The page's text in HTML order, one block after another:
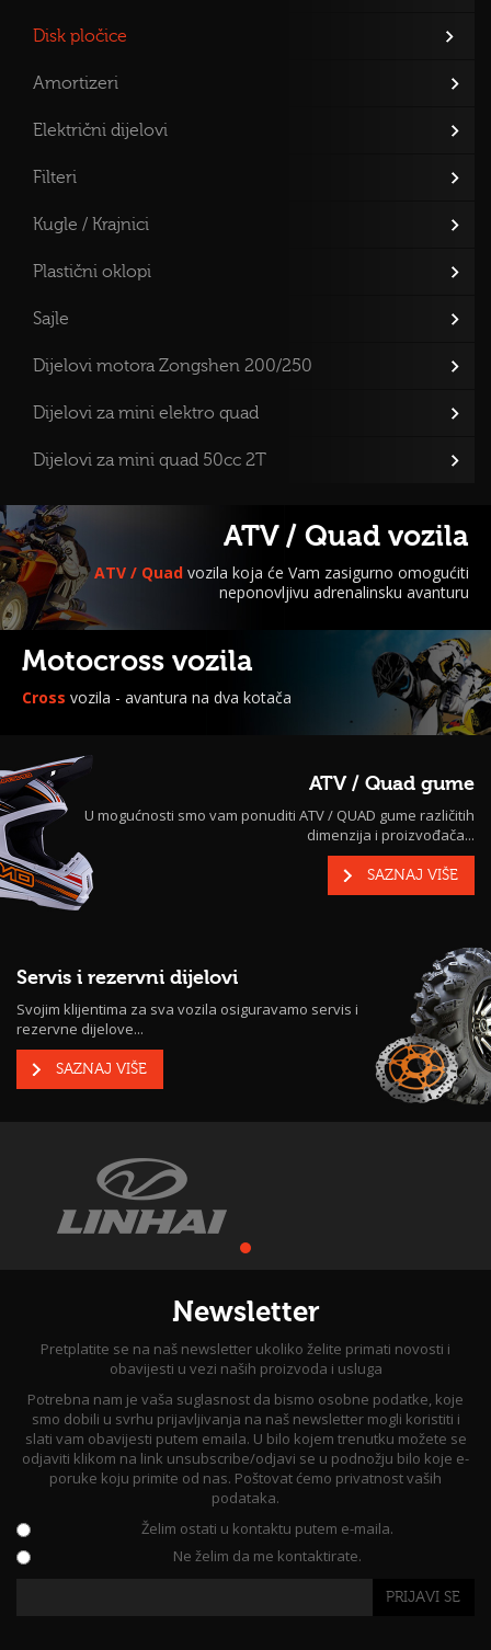
Disk pločice
Amortizeri
Električni dijelovi
Filteri
Kugle / Krajnici
Plastični oklopi
Sajle
Dijelovi motora Zongshen 200/250
Dijelovi za mini elektro quad
Dijelovi za mini quad 50cc 2T
ATV / Quad vozila
ATV / Quad vozila koja će Vam zasigurno omogućiti
neponovljivu adrenalinsku avanturu
Motocross vozila
Cross vozila - avantura na dva kotača
ATV / Quad gume
U mogućnosti smo vam ponuditi ATV / QUAD gume različitih
dimenzija i proizvođača...
SAZNAJ VIŠE
Servis i rezervni dijelovi
Svojim klijentima za sva vozila osiguravamo servis i
rezervne dijelove...
SAZNAJ VIŠE
Newsletter
Pretplatite se na naš newsletter ukoliko želite primati novosti i
obavijesti u vezi naših proizvoda i usluga
Potrebna nam je vaša suglasnost da bismo osobne podatke, koje
smo dobili u svrhu prijavljivanja na naš newsletter mogli koristiti i
slati vam obavijesti putem emaila. U bilo kojem trenutku možete se
odjaviti klikom na link unsubscribe/odjavi se u podnožju bilo koje e-
poruke koju primite od nas. Poštovat ćemo privatnost vaših
podataka.
Želim ostati u kontaktu putem e-maila.
Ne želim da me kontaktirate.
PRIJAVI SE